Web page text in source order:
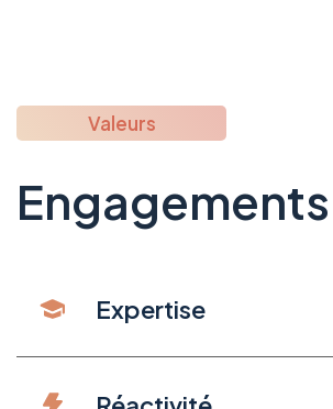
Valeurs
Expertise